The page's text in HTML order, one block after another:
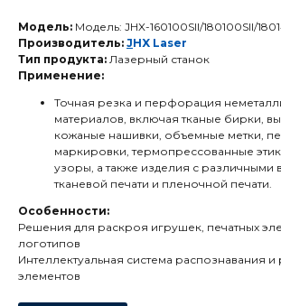
Модель: Модель: JHX-160100SII/180100SII/
Производитель: JHX Laser
Тип продукта: Лазерный станок
Применение:
Точная резка и перфорация
материалов, включая тканые бирки,
кожаные нашивки, объемные метки,
маркировки, термопрессованные
узоры, а также изделия с различными
тканевой печати и пленочной печати.
Особенности:
Решения для раскроя игрушек, печатных
логотипов
Интеллектуальная система распознавания
элементов